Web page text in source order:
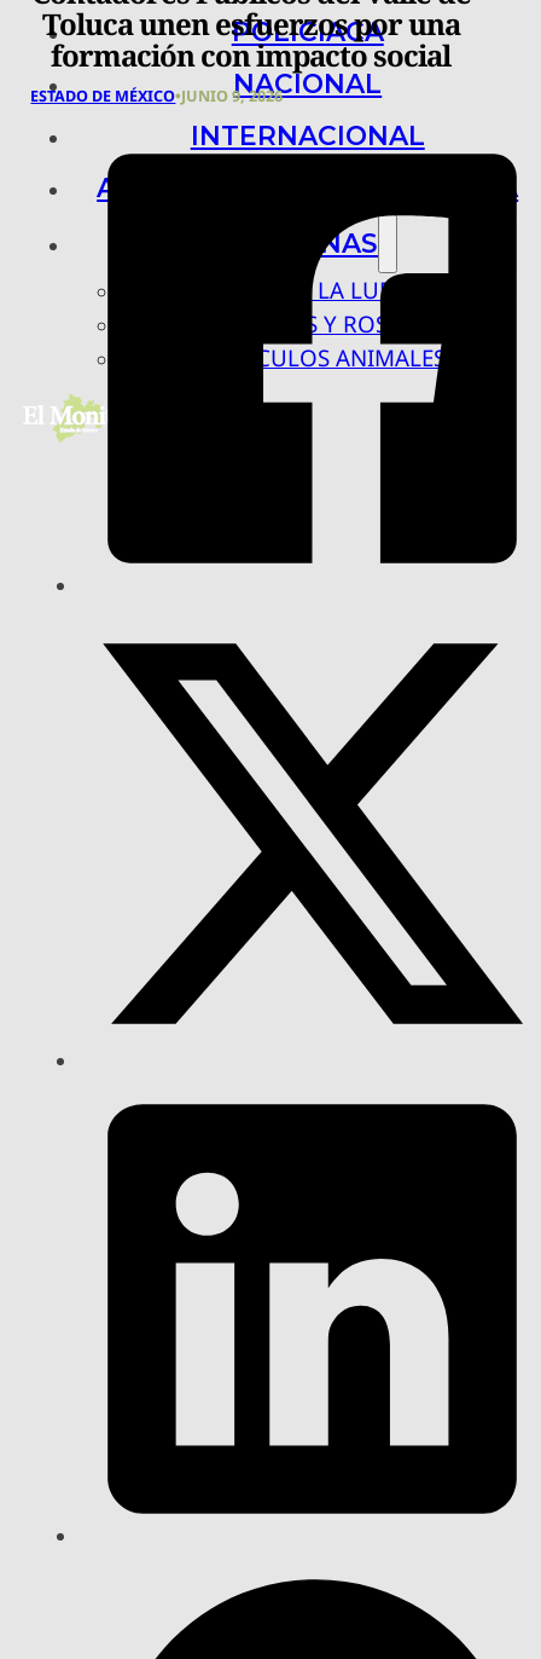
POLICIACA
NACIONAL
INTERNACIONAL
ARTE, CIENCIA Y TECNOLOGÍA
COLUMNAS
BAJO LA LUPA
RASTROS Y ROSTROS
VÍNCULOS ANIMALES
Toluca unen esfuerzos por una
formación con impacto social
ESTADO DE MÉXICO•JUNIO 9, 2026